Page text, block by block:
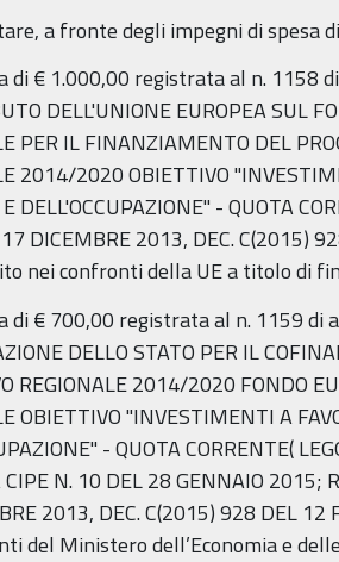
a fronte degli impegni di spesa
di € 1.000,00 registrata al n. 1158
DELL'UNIONE EUROPEA SUL
PER IL FINANZIAMENTO DEL
2014/2020 OBIETTIVO
DELL'OCCUPAZIONE" - QUOTA
DICEMBRE 2013, DEC. C(2015)
nei confronti della UE a titolo di
di € 700,00 registrata al n. 1159 di
DELLO STATO PER IL
REGIONALE 2014/2020 FONDO
OBIETTIVO "INVESTIMENTI A
- QUOTA CORRENTE(
CIPE N. 10 DEL 28 GENNAIO 2015;
2013, DEC. C(2015) 928 DEL
del Ministero dell’Economia e